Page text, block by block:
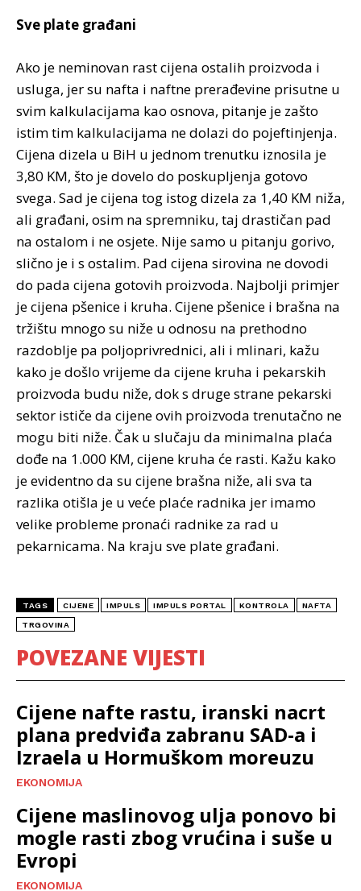
Sve plate građani
Ako je neminovan rast cijena ostalih proizvoda i
usluga, jer su nafta i naftne prerađevine prisutne u
svim kalkulacijama kao osnova, pitanje je zašto
istim tim kalkulacijama ne dolazi do pojeftinjenja.
Cijena dizela u BiH u jednom trenutku iznosila je
3,80 KM, što je dovelo do poskupljenja gotovo
svega. Sad je cijena tog istog dizela za 1,40 KM niža,
ali građani, osim na spremniku, taj drastičan pad
na ostalom i ne osjete. Nije samo u pitanju gorivo,
slično je i s ostalim. Pad cijena sirovina ne dovodi
do pada cijena gotovih proizvoda. Najbolji primjer
je cijena pšenice i kruha. Cijene pšenice i brašna na
tržištu mnogo su niže u odnosu na prethodno
razdoblje pa poljoprivrednici, ali i mlinari, kažu
kako je došlo vrijeme da cijene kruha i pekarskih
proizvoda budu niže, dok s druge strane pekarski
sektor ističe da cijene ovih proizvoda trenutačno ne
mogu biti niže. Čak u slučaju da minimalna plaća
dođe na 1.000 KM, cijene kruha će rasti. Kažu kako
je evidentno da su cijene brašna niže, ali sva ta
razlika otišla je u veće plaće radnika jer imamo
velike probleme pronaći radnike za rad u
pekarnicama. Na kraju sve plate građani.
TAGS CIJENE IMPULS IMPULS PORTAL KONTROLA NAFTA
TRGOVINA
POVEZANE VIJESTI
Cijene nafte rastu, iranski nacrt
plana predviđa zabranu SAD-a i
Izraela u Hormuškom moreuzu
EKONOMIJA
Cijene maslinovog ulja ponovo bi
mogle rasti zbog vrućina i suše u
Evropi
EKONOMIJA